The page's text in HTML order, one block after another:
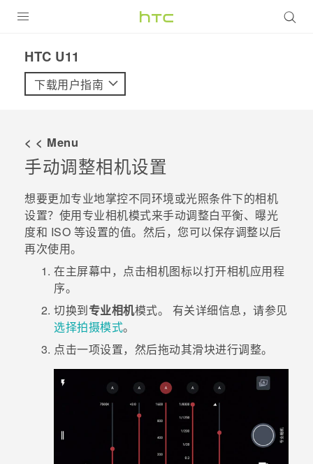
VIVE
支持帮助
在线客服
HTC U11‎
下载用户指南
< < Menu
手动调整相机设置
想要更加专业地掌控不同环境或光照条件下的相机
设置？使用专业相机模式来手动调整白平衡、曝光
度和 ISO 等设置的值。然后，您可以保存调整以后
再次使用。
在主屏幕中，点击相机图标以打开相机应用程
序。
切换到专业相机模式。 有关详细信息，请参见
选择拍摄模式。
点击一项设置，然后拖动其滑块进行调整。